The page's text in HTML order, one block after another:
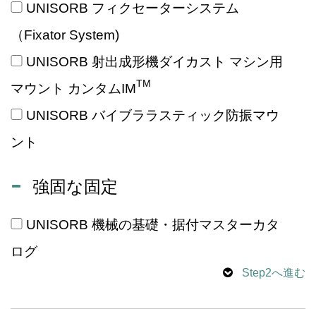
UNISORB フィクセーターシステム
（Fixator System)
UNISORB 射出成形機ダイカスト マシン用
マウント カンタムIMTM
UNISORB バイブララスティック防振マウ
ント
強固な固定
UNISORB 機械の基礎・据付マスターカタ
ログ
Step2へ進む